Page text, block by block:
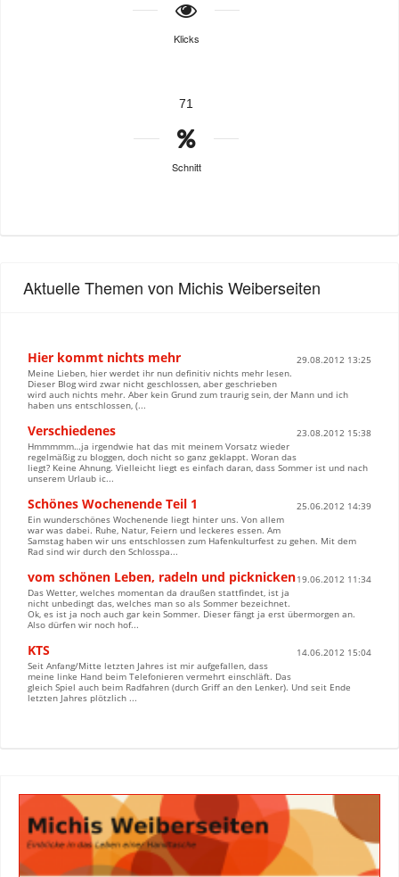
Klicks
71
Schnitt
Aktuelle Themen von Michis Weiberseiten
Hier kommt nichts mehr
29.08.2012 13:25
Meine Lieben, hier werdet ihr nun definitiv nichts mehr lesen.
Dieser Blog wird zwar nicht geschlossen, aber geschrieben
wird auch nichts mehr. Aber kein Grund zum traurig sein, der Mann und ich
haben uns entschlossen, (...
Verschiedenes
23.08.2012 15:38
Hmmmmm…ja irgendwie hat das mit meinem Vorsatz wieder
regelmäßig zu bloggen, doch nicht so ganz geklappt. Woran das
liegt? Keine Ahnung. Vielleicht liegt es einfach daran, dass Sommer ist und nach
unserem Urlaub ic...
Schönes Wochenende Teil 1
25.06.2012 14:39
Ein wunderschönes Wochenende liegt hinter uns. Von allem
war was dabei. Ruhe, Natur, Feiern und leckeres essen. Am
Samstag haben wir uns entschlossen zum Hafenkulturfest zu gehen. Mit dem
Rad sind wir durch den Schlosspa...
vom schönen Leben, radeln und picknicken19.06.2012 11:34
Das Wetter, welches momentan da draußen stattfindet, ist ja
nicht unbedingt das, welches man so als Sommer bezeichnet.
Ok, es ist ja noch auch gar kein Sommer. Dieser fängt ja erst übermorgen an.
Also dürfen wir noch hof...
KTS
14.06.2012 15:04
Seit Anfang/Mitte letzten Jahres ist mir aufgefallen, dass
meine linke Hand beim Telefonieren vermehrt einschläft. Das
gleich Spiel auch beim Radfahren (durch Griff an den Lenker). Und seit Ende
letzten Jahres plötzlich ...